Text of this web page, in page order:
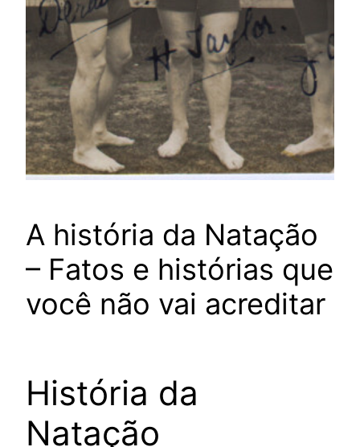
A história da Natação
– Fatos e histórias que
você não vai acreditar
História da
Natação